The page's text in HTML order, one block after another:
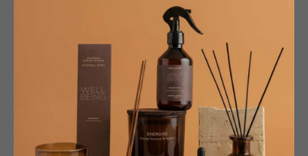
Ароматы лучше располагать в центре помещения , чтобы аромат
распространялся равномерно. Обычно рекомендуется ставить диффузор
на пересечении воздушных потоков. Диффузор не рекомендуются
ставить на прямой солнечный свет или ставить рядом с источниками
тепла, так как ускоряется испарение аромата.
Для помещений площадью 10-15 м2 рекомендуется формат 200 мл, для
помещений площадью более 20 м2 рекомендуется формат 500 мл.
Срок ароматизации зависит от характеристик помещения, температуры,
влажности и места размещения диффузора.